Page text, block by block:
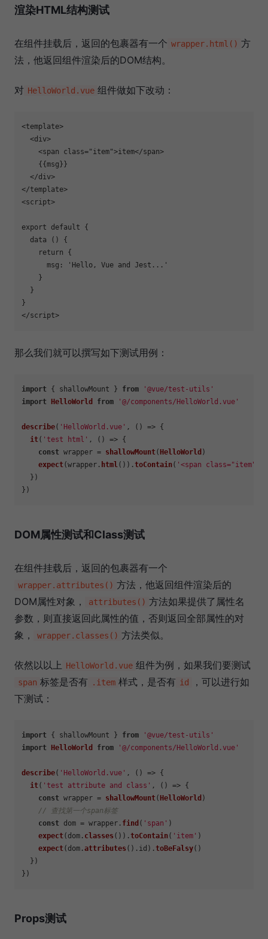
渲染HTML结构测试
在组件挂载后，返回的包裹器有一个 wrapper.html() 方
法，他返回组件渲染后的DOM结构。
对 HelloWorld.vue 组件做如下改动：
<template>
  <div>
    <span class="item">item</span>
    {{msg}}
  </div>
</template>
<script>
export default {
  data () {
    return {
      msg: 'Hello, Vue and Jest...'
    }
  }
}
那么我们就可以撰写如下测试用例：
import { shallowMount } from
'@vue/test-utils'
import
HelloWorld from '@/components/HelloWorld.vue'
describe( 'HelloWorld.vue' , () => {
it( 'test html' , () => {
const wrapper = shallowMount( HelloWorld )
expect(wrapper. html()).toContain( '<span
  })
DOM属性测试和Class测试
在组件挂载后，返回的包裹器有一个
wrapper.attributes() 方法，他返回组件渲染后的
DOM属性对象，
attributes() 方法如果提供了属性名
参数，则直接返回此属性的值，否则返回全部属性的对
象，
wrapper.classes() 方法类似。
依然以以上 HelloWorld.vue 组件为例，如果我们要测试
span 标签是否有 .item 样式，是否有 id
，可以进行如
下测试：
import { shallowMount } from
'@vue/test-utils'
import
HelloWorld from '@/components/HelloWorld.vue'
describe( 'HelloWorld.vue' , () => {
it( 'test attribute and class' , () => {
const wrapper = shallowMount( HelloWorld )
// 查找第一个span标签
const dom = wrapper. find ( 'span' )
expect(dom. classes ()).toContain( 'item' )
expect(dom.attributes (). id ).toBeFalsy()
  })
Props测试